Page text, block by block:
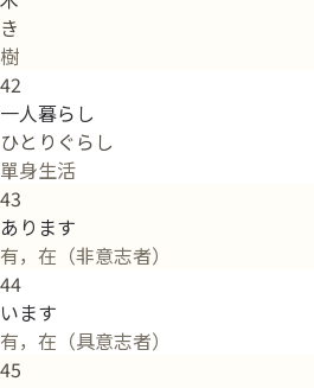
き
樹
42
一人暮らし
ひとりぐらし
單身生活
43
あります
有，在（非意志者）
44
います
有，在（具意志者）
45